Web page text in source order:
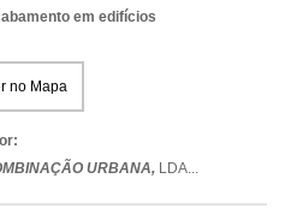
em edifícios
no Mapa
URBANA, LDA...